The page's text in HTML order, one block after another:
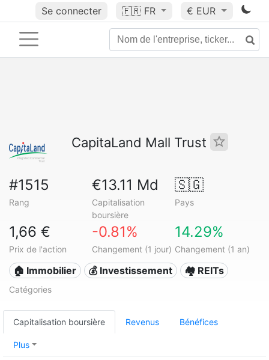
Se connecter 🇫🇷 FR € EUR
CapitaLand Mall Trust
#1515
Rang
€13.11 Md
Capitalisation
boursière
🇸🇬
Pays
1,66 €
Prix de l'action
-0.81%
Changement (1 jour)
14.29%
Changement (1 an)
🏠 Immobilier 💰 Investissement 🏘️ REITs
Catégories
Capitalisation boursière Revenus Bénéfices
Plus